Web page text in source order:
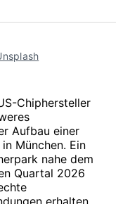
Chiphersteller
Aufbau einer
München. Ein
nahe dem
Quartal 2026